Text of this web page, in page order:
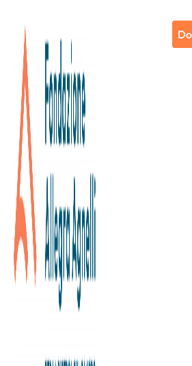
Dottoressa Irene